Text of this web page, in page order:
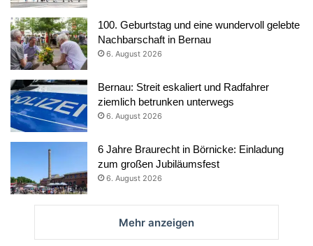
100. Geburtstag und eine wundervoll gelebte
Nachbarschaft in Bernau
6. August 2026
Bernau: Streit eskaliert und Radfahrer
ziemlich betrunken unterwegs
6. August 2026
6 Jahre Braurecht in Börnicke: Einladung
zum großen Jubiläumsfest
6. August 2026
Mehr anzeigen